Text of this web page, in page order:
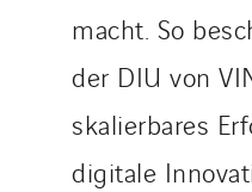
macht. So
der DIU von
skalierbares
digitale